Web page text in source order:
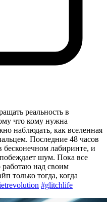
реальность в
что кому нужна
наблюдать, как вселенная
Последние 48 часов
лабиринте, и
шум. Пока все
над своим
только тогда, когда
#glitchlife